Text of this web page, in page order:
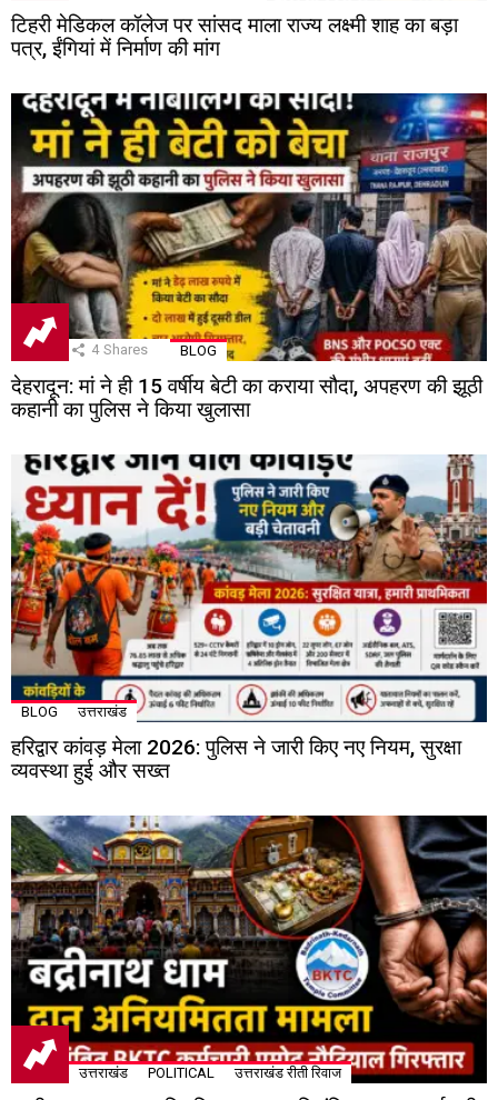
टिहरी मेडिकल कॉलेज पर सांसद माला राज्य लक्ष्मी शाह का बड़ा
पत्र, ईंगियां में निर्माण की मांग
4 Shares BLOG
देहरादून: मां ने ही 15 वर्षीय बेटी का कराया सौदा, अपहरण की झूठी
कहानी का पुलिस ने किया खुलासा
BLOG उत्तराखंड
हरिद्वार कांवड़ मेला 2026: पुलिस ने जारी किए नए नियम, सुरक्षा
व्यवस्था हुई और सख्त
उत्तराखंड POLITICAL उत्तराखंड रीती रिवाज